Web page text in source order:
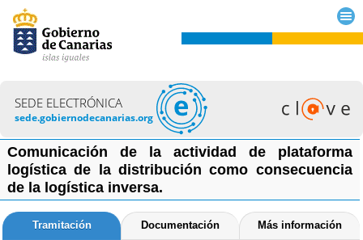
SEDE ELECTRÓNICA
sede.gobiernodecanarias.org
Comunicación de la actividad de plataforma
logística de la distribución como consecuencia
de la logística inversa.
Tramitación Documentación Más información